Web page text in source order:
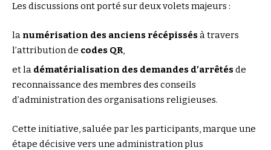
Les discussions ont porté sur deux volets majeurs :
la numérisation des anciens récépissésà travers
l’attribution de codes QR
et la dématérialisation des demandes d’arrêtésde
reconnaissance des membres des conseils
d’administration des organisations religieuses.
Cette initiative, saluée par les participants, marque une
étape décisive vers une administration plus